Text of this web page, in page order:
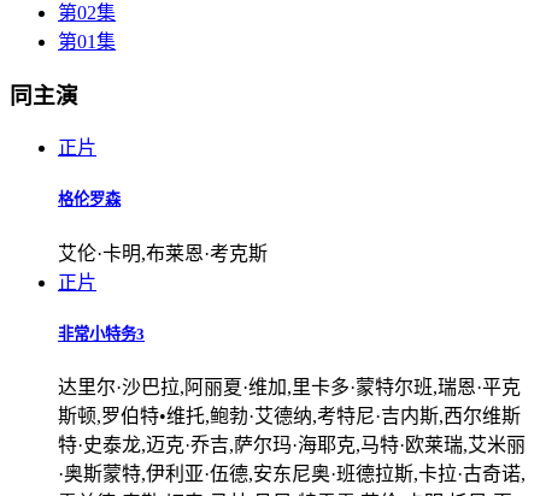
第02集
第01集
同主演
正片
格伦罗森
艾伦·卡明,布莱恩·考克斯
正片
非常小特务3
达里尔·沙巴拉,阿丽夏·维加,里卡多·蒙特尔班,瑞恩·平克
斯顿,罗伯特•维托,鲍勃·艾德纳,考特尼·吉内斯,西尔维斯
特·史泰龙,迈克·乔吉,萨尔玛·海耶克,马特·欧莱瑞,艾米丽
·奥斯蒙特,伊利亚·伍德,安东尼奥·班德拉斯,卡拉·古奇诺,